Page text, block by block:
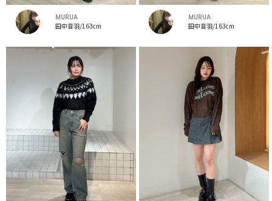
MURUA
田中音羽/163cm
MURUA
田中音羽/163cm